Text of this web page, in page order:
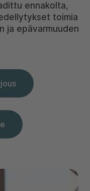
ennakolta,
toimia
ja epävarmuuden